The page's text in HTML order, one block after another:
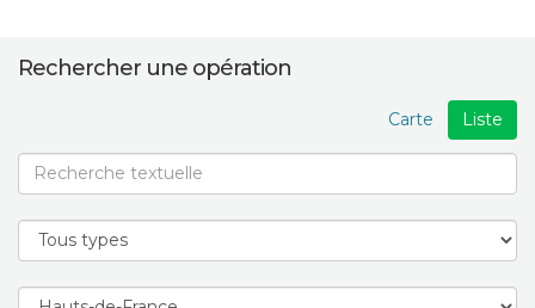
Rechercher une opération
Liste
Carte